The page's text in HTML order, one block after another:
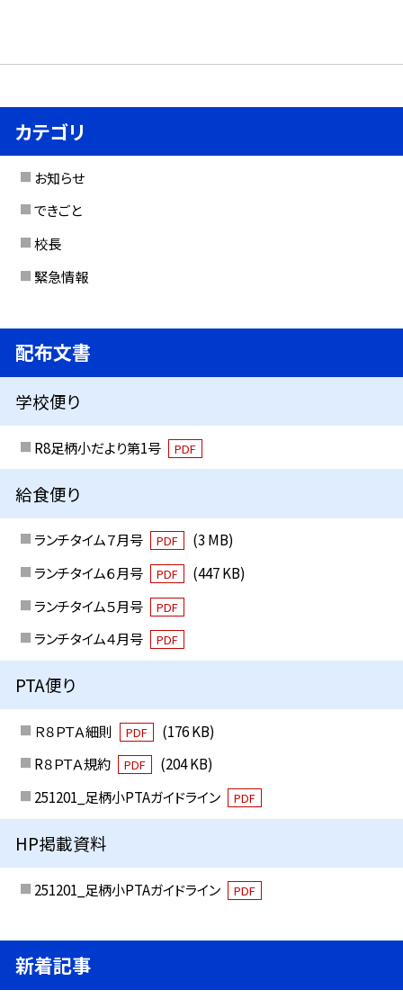
カテゴリ
お知らせ
できごと
校長
緊急情報
配布文書
学校便り
R8足柄小だより第1号 PDF
給食便り
ランチタイム７月号 PDF
(3 MB)
ランチタイム６月号
PDF
(447 KB)
ランチタイム５月号
PDF
ランチタイム４月号 PDF
PTA便り
Ｒ８ＰＴＡ細則 PDF
(176 KB)
R８ＰＴＡ規約
PDF
(204 KB)
251201_足柄小PTAガイドライン
PDF
HP掲載資料
251201_足柄小PTAガイドライン PDF
新着記事